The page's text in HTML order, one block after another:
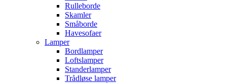
Rulleborde
Skamler
Småborde
Havesofaer
Lamper
Bordlamper
Loftslamper
Standerlamper
Trådløse lamper